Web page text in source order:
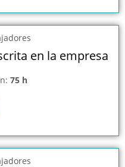
en la empresa
75 h